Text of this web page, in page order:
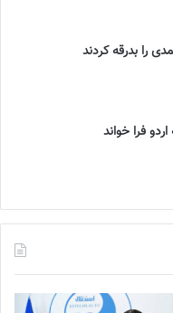
را بدرقه کردند